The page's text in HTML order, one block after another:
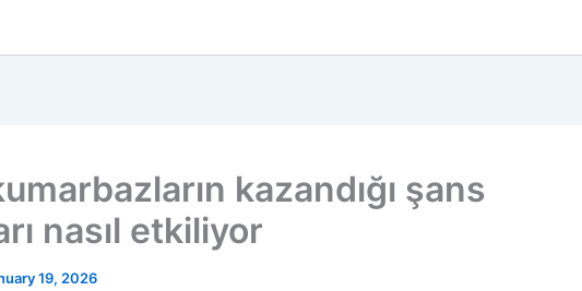
kazandığı şans
nasıl etkiliyor
19, 2026